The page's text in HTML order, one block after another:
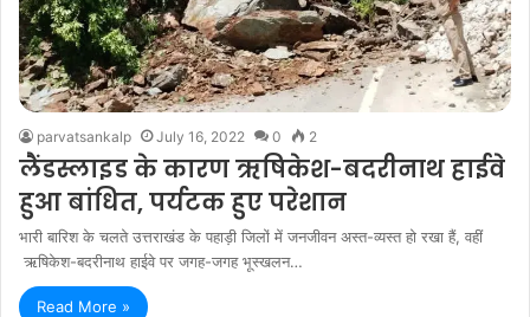
parvatsankalp July 16, 2022 0 2
लैंडस्लाइड के कारण ऋषिकेश-बदरीनाथ हाईवे
हुआ बांधित, पर्यटक हुए परेशान
भारी बारिश के चलते उत्तराखंड के पहाड़ी जिलों में जनजीवन अस्त-व्यस्त हो रखा हैं, वहीं
ऋषिकेश-बदरीनाथ हाईवे पर जगह-जगह भूस्खलन…
Read More »